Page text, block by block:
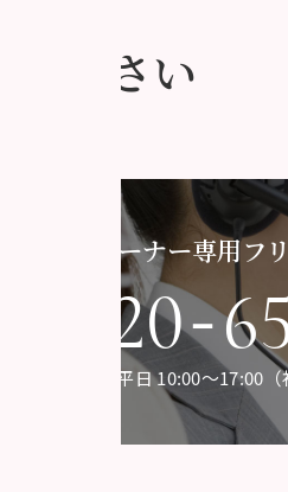
ください
オーナー専用フ
0120-
平日 10:00〜17:00（